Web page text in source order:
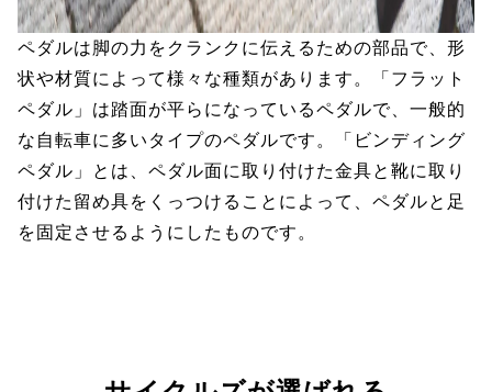
ペダルは脚の力をクランクに伝えるための部品で、形
状や材質によって様々な種類があります。「フラット
ペダル」は踏面が平らになっているペダルで、一般的
な自転車に多いタイプのペダルです。「ビンディング
ペダル」とは、ペダル面に取り付けた金具と靴に取り
付けた留め具をくっつけることによって、ペダルと足
を固定させるようにしたものです。